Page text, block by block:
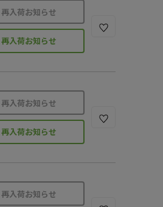
再入荷お知らせ
再入荷お知らせ
再入荷お知らせ
再入荷お知らせ
再入荷お知らせ